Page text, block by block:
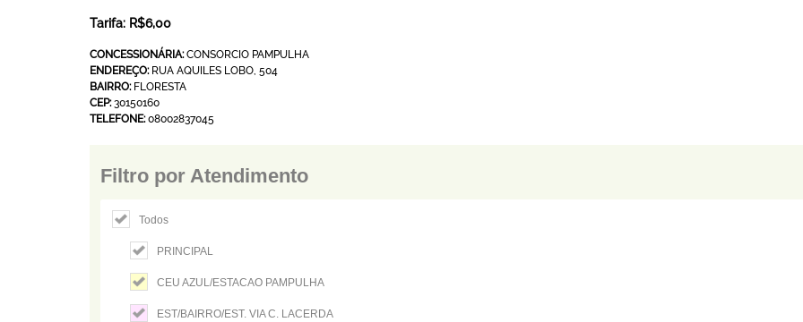
Tarifa: R$6,00
CONCESSIONÁRIA:CONSORCIO PAMPULHA
ENDEREÇO:RUA AQUILES LOBO, 504
BAIRRO:FLORESTA
CEP:30150160
TELEFONE:08002837045
Filtro por Atendimento
Todos
PRINCIPAL
CEU AZUL/ESTACAO PAMPULHA
EST/BAIRRO/EST. VIA C. LACERDA